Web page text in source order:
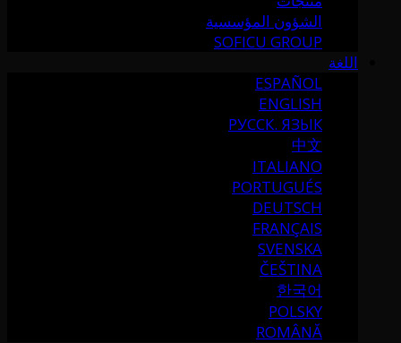
الشؤون المؤسسية
SOFICU GROUP
اللغة
ESPAÑOL
ENGLISH
РУССК. ЯЗЫК
中文
ITALIANO
PORTUGUÉS
DEUTSCH
FRANÇAIS
SVENSKA
ČEŠTINA
한국어
POLSKY
ROMÂNĂ